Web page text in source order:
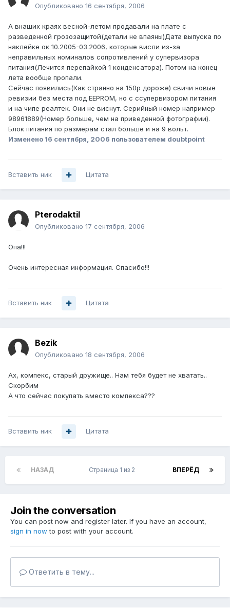
Опубликовано 16 сентября, 2006
А внаших краях весной-летом продавали на плате с
разведенной грозозащитой(детали не впаяны)Дата выпуска по
наклейке ок 10.2005-03.2006, которые висли из-за
неправильных номиналов сопротивлений у супервизора
питания(Лечится перепайкой 1 конденсатора). Потом на конец
лета вообще пропали.
Сейчас появились(Как странно на 150р дороже) свичи новые
ревизии без места под EEPROM, но с ссупервизором питания
и на чипе реалтек. Они не виснут. Серийный номер например
98961889(Номер больше, чем на приведенной фотографии).
Блок питания по размерам стал больше и на 9 вольт.
Изменено 16 сентября, 2006 пользователем doubtpoint
Вставить ник Цитата
Pterodaktil
Опубликовано 17 сентября, 2006
Опа!!!
Очень интересная информация. Спасибо!!!
Вставить ник Цитата
Bezik
Опубликовано 18 сентября, 2006
Ах, компекс, старый дружище.. Нам тебя будет не хватать..
Скорбим
А что сейчас покупать вместо компекса???
Вставить ник Цитата
НАЗАД ВПЕРЁД
Страница 1 из 2
Join the conversation
You can post now and register later. If you have an account,
sign in now to post with your account.
Ответить в тему...